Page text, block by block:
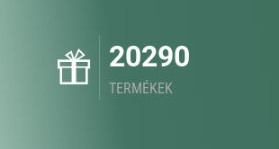
20290
TERMÉKEK